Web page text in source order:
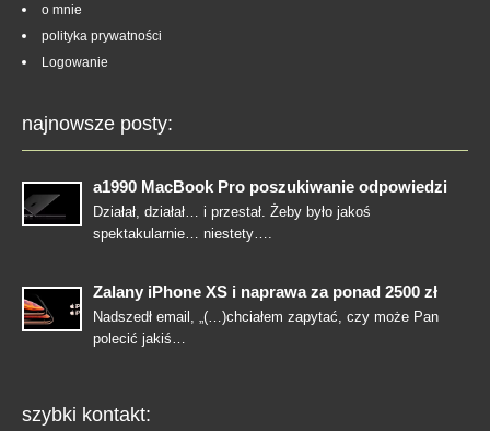
o mnie
polityka prywatności
Logowanie
najnowsze posty:
a1990 MacBook Pro poszukiwanie odpowiedzi
Działał, działał… i przestał. Żeby było jakoś
spektakularnie… niestety….
Zalany iPhone XS i naprawa za ponad 2500 zł
Nadszedł email, „(…)chciałem zapytać, czy może Pan
polecić jakiś…
szybki kontakt: